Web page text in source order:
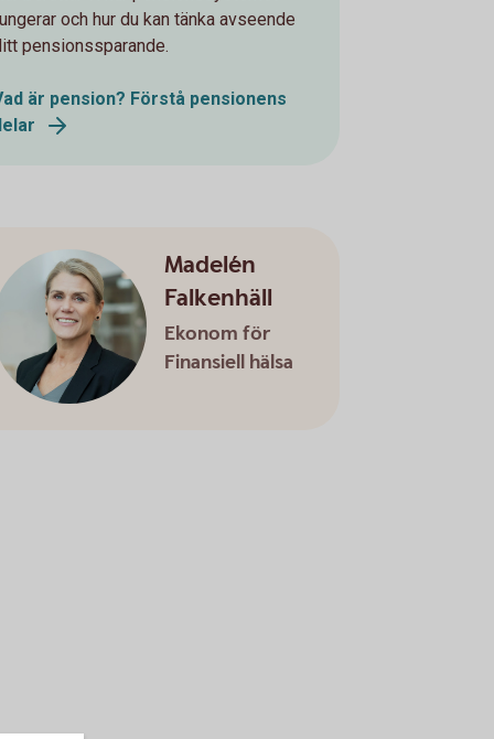
och hur du kan tänka avseende
pensionssparande.
är pension? Förstå pensionens
Madelén
Falkenhäll
Ekonom för
Finansiell hälsa